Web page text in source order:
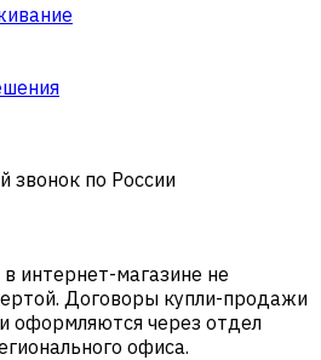
звонок по России
интернет-магазине не
Договоры купли-продажи
оформляются через отдел
офиса.